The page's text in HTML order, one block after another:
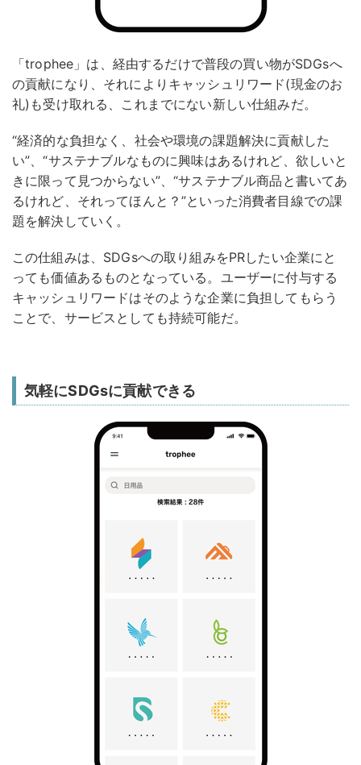
「trophee」は、経由するだけで普段の買い物がSDGsへ
の貢献になり、それによりキャッシュリワード(現金のお
礼)も受け取れる、これまでにない新しい仕組みだ。
“経済的な負担なく、社会や環境の課題解決に貢献した
い”、“サステナブルなものに興味はあるけれど、欲しいと
きに限って見つからない”、“サステナブル商品と書いてあ
るけれど、それってほんと？”といった消費者目線での課
題を解決していく。
この仕組みは、SDGsへの取り組みをPRしたい企業にと
っても価値あるものとなっている。ユーザーに付与する
キャッシュリワードはそのような企業に負担してもらう
ことで、サービスとしても持続可能だ。
気軽にSDGsに貢献できる